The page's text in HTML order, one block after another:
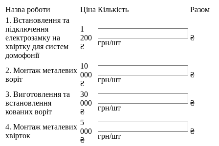
Назва роботи Ціна Кількість
Разом
1. Встановлення та
підключення
електрозамку на
хвіртку для систем
домофонії
1
200
₴
грн/шт
₴
2. Монтаж металевих
воріт
10
000
₴
грн/шт
₴
3. Виготовлення та
встановлення
кованих воріт
30
000
₴
грн/шт
₴
4. Монтаж металевих
хвірток
5
000
₴
грн/шт
₴